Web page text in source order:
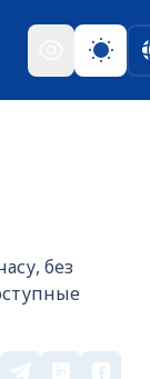
без